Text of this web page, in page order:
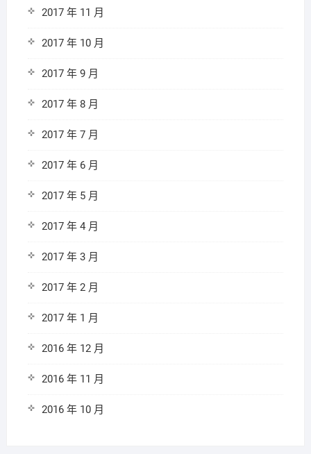
2017 年 11 月
2017 年 10 月
2017 年 9 月
2017 年 8 月
2017 年 7 月
2017 年 6 月
2017 年 5 月
2017 年 4 月
2017 年 3 月
2017 年 2 月
2017 年 1 月
2016 年 12 月
2016 年 11 月
2016 年 10 月